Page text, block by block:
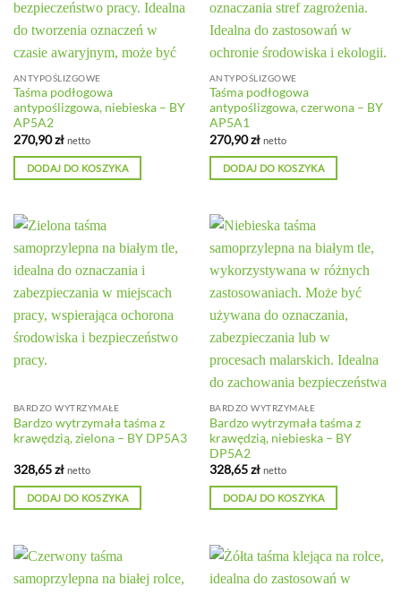
ANTYPOŚLIZGOWE
Taśma podłogowa
antypoślizgowa, niebieska – BY
AP5A2
270,90zł netto
DODAJ DO KOSZYKA
ANTYPOŚLIZGOWE
Taśma podłogowa
antypoślizgowa, czerwona – BY
AP5A1
270,90zł netto
DODAJ DO KOSZYKA
BARDZO WYTRZYMAŁE
Bardzo wytrzymała taśma z
krawędzią, zielona – BY DP5A3
328,65zł netto
DODAJ DO KOSZYKA
BARDZO WYTRZYMAŁE
Bardzo wytrzymała taśma z
krawędzią, niebieska – BY
DP5A2
328,65zł netto
DODAJ DO KOSZYKA